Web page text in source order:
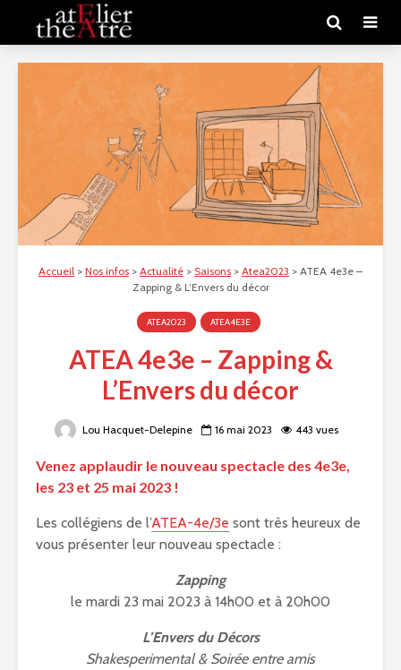
Accueil > Nos infos > Actualité > Saisons > Atea2023 > ATEA 4e3e –
Zapping & L’Envers du décor
ATEA2023 ATEA4E3E
ATEA 4e3e – Zapping &
L’Envers du décor
Lou Hacquet-Delepine 16 mai 2023 443 vues
Venez applaudir le nouveau spectacle des 4e3e,
les 23 et 25 mai 2023 !
Les collégiens de l’ATEA-4e/3e sont très heureux de
vous présenter leur nouveau spectacle :
Zapping
le mardi 23 mai 2023 à 14h00 et à 20h00
L’Envers du Décors
Shakesperimental & Soirée entre amis